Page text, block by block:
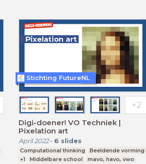
Digi-doener! VO Techniek |
Pixelation art
April 2022- 6 slides
Computational thinking
Beeldende vorming
+1
Middelbare school
mavo, havo, vwo
Stichting FutureNL